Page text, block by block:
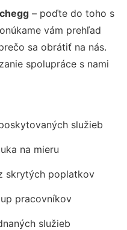
– poďte do toho s
vám prehľad
sa obrátiť na nás.
spolupráce s nami
služieb
na mieru
skrytých poplatkov
pracovníkov
služieb